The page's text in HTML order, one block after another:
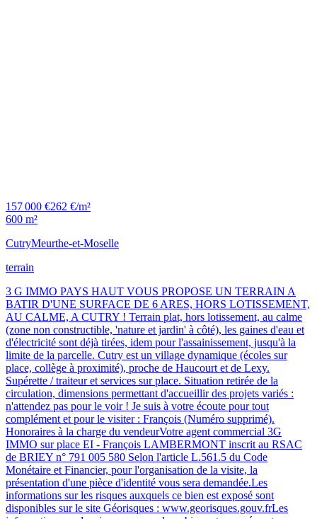
157 000 €262 €/m²
600 m²
CutryMeurthe-et-Moselle
terrain
3 G IMMO PAYS HAUT VOUS PROPOSE UN TERRAIN A
BATIR D'UNE SURFACE DE 6 ARES, HORS LOTISSEMENT,
AU CALME, A CUTRY ! Terrain plat, hors lotissement, au calme
(zone non constructible, 'nature et jardin' à côté), les gaines d'eau et
d'électricité sont déjà tirées, idem pour l'assainissement, jusqu'à la
limite de la parcelle. Cutry est un village dynamique (écoles sur
place, collège à proximité), proche de Haucourt et de Lexy.
Supérette / traiteur et services sur place. Situation retirée de la
circulation, dimensions permettant d'accueillir des projets variés :
n'attendez pas pour le voir ! Je suis à votre écoute pour tout
complément et pour le visiter : François (Numéro supprimé).
Honoraires à la charge du vendeurVotre agent commercial 3G
IMMO sur place EI - François LAMBERMONT inscrit au RSAC
de BRIEY n° 791 005 580 Selon l'article L.561.5 du Code
Monétaire et Financier, pour l'organisation de la visite, la
présentation d'une pièce d'identité vous sera demandée.Les
informations sur les risques auxquels ce bien est exposé sont
disponibles sur le site Géorisques : www.georisques.gouv.frLes